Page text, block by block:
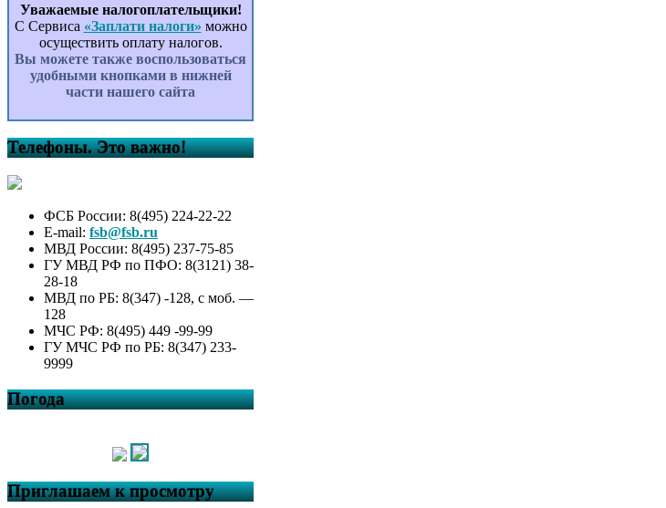
Уважаемые налогоплательщики!
С Сервиса «Заплати налоги» можно
осуществить оплату налогов.
Вы можете также воспользоваться
удобными кнопками в нижней
части нашего сайта
Телефоны. Это важно!
ФСБ России: 8(495) 224-22-22
E-mail: fsb@fsb.ru
МВД России: 8(495) 237-75-85
ГУ МВД РФ по ПФО: 8(3121) 38-
28-18
МВД по РБ: 8(347) -128, с моб. —
128
МЧС РФ: 8(495) 449 -99-99
ГУ МЧС РФ по РБ: 8(347) 233-
9999
Погода
Приглашаем к просмотру